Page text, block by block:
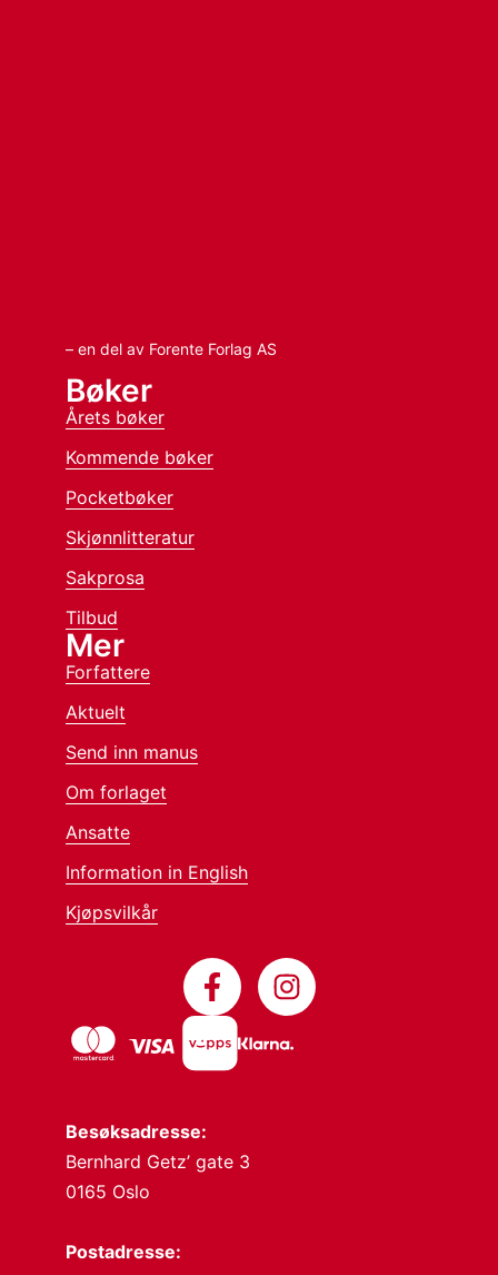
– en del av Forente Forlag AS
Besøksadresse:
Bernhard Getz’ gate 3
0165 Oslo
Postadresse:
Bøker
Årets bøker
Kommende bøker
Pocketbøker
Skjønnlitteratur
Sakprosa
Tilbud
Mer
Forfattere
Aktuelt
Send inn manus
Om forlaget
Ansatte
Information in English
Kjøpsvilkår